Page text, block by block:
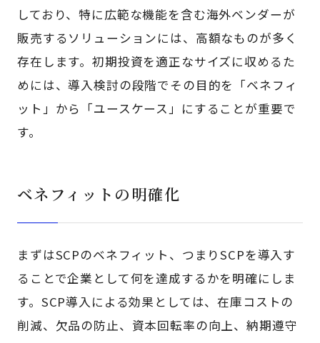
しており、特に広範な機能を含む海外ベンダーが
販売するソリューションには、高額なものが多く
存在します。初期投資を適正なサイズに収めるた
めには、導入検討の段階でその目的を「ベネフィ
ット」から「ユースケース」にすることが重要で
す。
ベネフィットの明確化
まずはSCPのベネフィット、つまりSCPを導入す
ることで企業として何を達成するかを明確にしま
す。SCP導入による効果としては、在庫コストの
削減、欠品の防止、資本回転率の向上、納期遵守